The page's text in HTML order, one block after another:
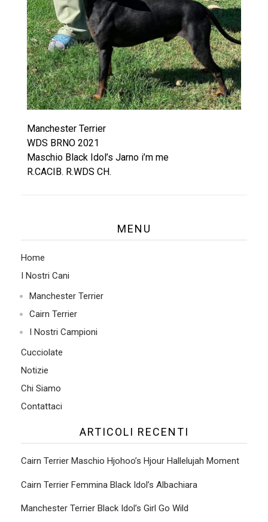
C
H
E
S
T
E
R
T
I
E
R
W
D
S
R
N
O
Manchester Terrier
WDS BRNO 2021
Maschio Black Idol’s Jarno i’m me
R.CACIB. R.WDS CH.
MENU
Home
I Nostri Cani
Manchester Terrier
Cairn Terrier
I Nostri Campioni
Cucciolate
Notizie
Chi Siamo
Contattaci
ARTICOLI RECENTI
Cairn Terrier Maschio Hjohoo’s Hjour Hallelujah Moment
Cairn Terrier Femmina Black Idol’s Albachiara
Manchester Terrier Black Idol’s Girl Go Wild